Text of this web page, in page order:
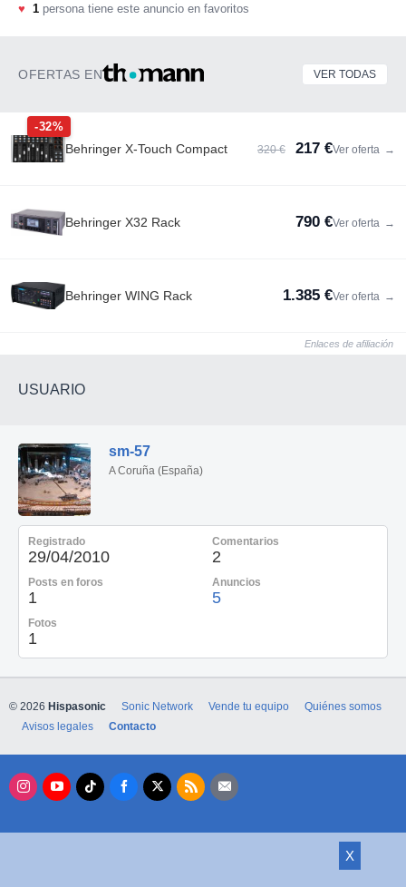
♥ 1 persona tiene este anuncio en favoritos
OFERTAS EN VER TODAS
-32%
Behringer X-Touch Compact 320 € 217 €Ver oferta →
Behringer X32 Rack 790 €Ver oferta →
Behringer WING Rack 1.385 €Ver oferta →
Enlaces de afiliación
USUARIO
sm-57
A Coruña (España)
Registrado
29/04/2010
Comentarios
2
Posts en foros
1
Anuncios
5
Fotos
1
X
© 2026 Hispasonic Sonic Network Vende tu equipo
Quiénes somos
Avisos legales
Contacto